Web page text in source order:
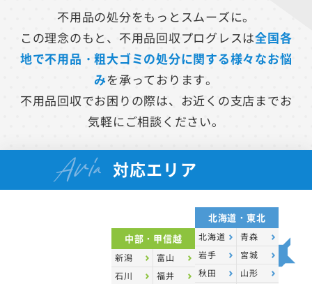
不用品の処分をもっとスムーズに。
この理念のもと、不用品回収プログレスは全国各
地で不用品・粗大ゴミの処分に関する様々なお悩
みを承っております。
不用品回収でお困りの際は、お近くの支店までお
気軽にご相談ください。
Aria 対応エリア
北海道・東北
北海道
青森
岩手
宮城
秋田
山形
中部・甲信越
新潟
富山
石川
福井